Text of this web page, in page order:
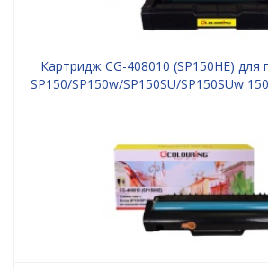
Картридж CG-408010 (SP150HE) для
SP150/SP150w/SP150SU/SP150SUw